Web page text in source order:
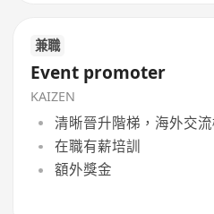
兼職
Event promoter
KAIZEN
清晰晉升階梯，海外交
在職有薪培訓
額外獎金